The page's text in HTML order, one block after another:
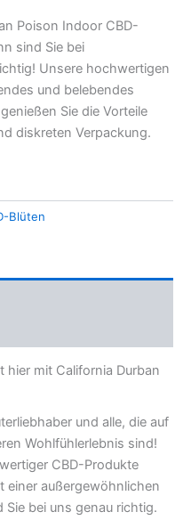
Poison Indoor CBD-
sind Sie bei
Unsere hochwertigen
und belebendes
Sie die Vorteile
diskreten Verpackung.
Blüten
hier mit California Durban
und alle, die auf
Wohlfühlerlebnis sind!
CBD-Produkte
einer außergewöhnlichen
bei uns genau richtig.